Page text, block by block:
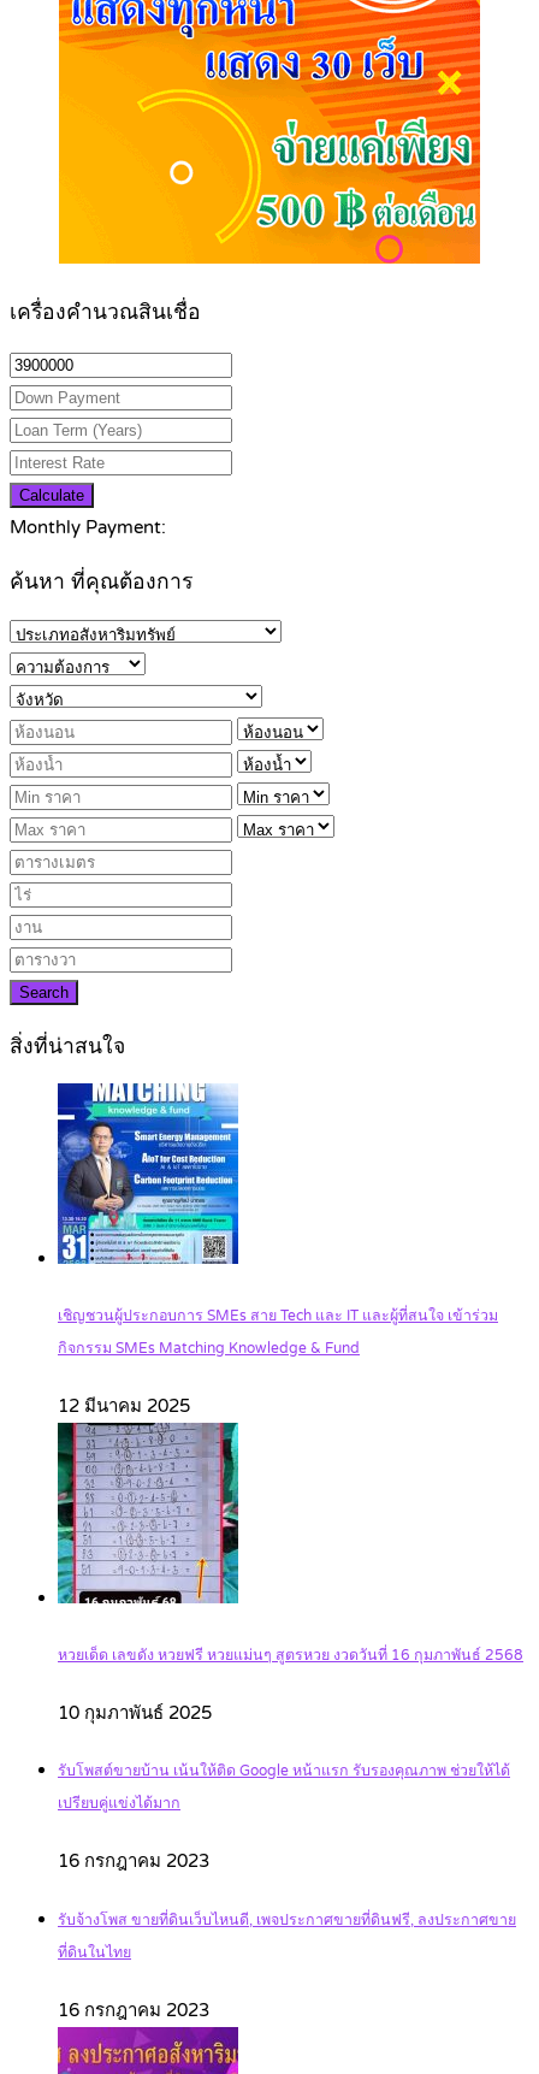
เครื่องคำนวณสินเชื่อ
Calculate
Monthly Payment:
ค้นหา ที่คุณต้องการ
Search
สิ่งที่น่าสนใจ
เชิญชวนผู้ประกอบการ SMEs สาย Tech และ IT และผู้ที่สนใจ เข้าร่วม
กิจกรรม SMEs Matching Knowledge & Fund
12 มีนาคม 2025
หวยเด็ด เลขดัง หวยฟรี หวยแม่นๆ สูตรหวย งวดวันที่ 16 กุมภาพันธ์ 2568
10 กุมภาพันธ์ 2025
รับโพสต์ขายบ้าน เน้นให้ติด Google หน้าแรก รับรองคุณภาพ ช่วยให้ได้
เปรียบคู่แข่งได้มาก
16 กรกฎาคม 2023
รับจ้างโพส ขายที่ดินเว็บไหนดี, เพจประกาศขายที่ดินฟรี, ลงประกาศขาย
ที่ดินในไทย
16 กรกฎาคม 2023